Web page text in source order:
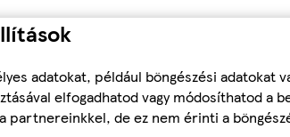
adatokat, például böngészési adatokat
elfogadhatod vagy módosíthatod a
partnereinkkel, de ez nem érinti a